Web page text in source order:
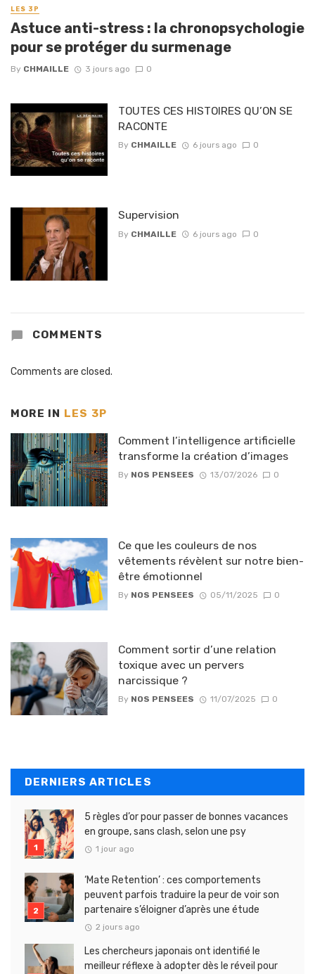
LES 3P
Astuce anti-stress : la chronopsychologie
pour se protéger du surmenage
By CHMAILLE 3 jours ago 0
TOUTES CES HISTOIRES QU’ON SE
RACONTE
By CHMAILLE 6 jours ago 0
Supervision
By CHMAILLE 6 jours ago 0
COMMENTS
Comments are closed.
MORE IN LES 3P
Comment l’intelligence artificielle
transforme la création d’images
By NOS PENSEES 13/07/2026 0
Ce que les couleurs de nos
vêtements révèlent sur notre bien-
être émotionnel
By NOS PENSEES 05/11/2025 0
Comment sortir d’une relation
toxique avec un pervers
narcissique ?
By NOS PENSEES 11/07/2025 0
DERNIERS ARTICLES
5 règles d’or pour passer de bonnes vacances
en groupe, sans clash, selon une psy
1 jour ago
‘Mate Retention’ : ces comportements
peuvent parfois traduire la peur de voir son
partenaire s’éloigner d’après une étude
2 jours ago
Les chercheurs japonais ont identifié le
meilleur réflexe à adopter dès le réveil pour